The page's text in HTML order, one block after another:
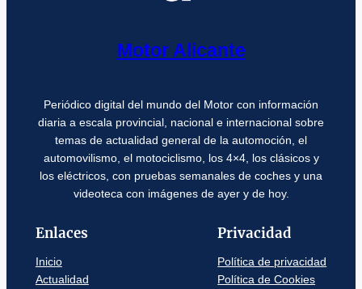
Motor Alicante
Periódico digital del mundo del Motor con información
diaria a escala provincial, nacional e internacional sobre
temas de actualidad general de la automoción, el
automovilismo, el motociclismo, los 4×4, los clásicos y
los eléctricos, con pruebas semanales de coches y una
videoteca con imágenes de ayer y de hoy.
Enlaces
Inicio
Actualidad
Privacidad
Política de privacidad
Política de Cookies